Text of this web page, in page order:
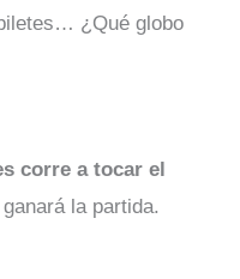
¿Qué globo
corre a tocar el
la partida.